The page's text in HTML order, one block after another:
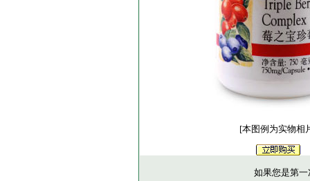
[本图例为实物相
如果您是第